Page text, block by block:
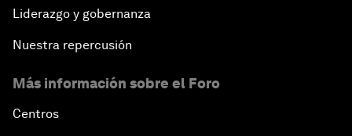
Liderazgo y gobernanza
Nuestra repercusión
Más información sobre el Foro
Centros